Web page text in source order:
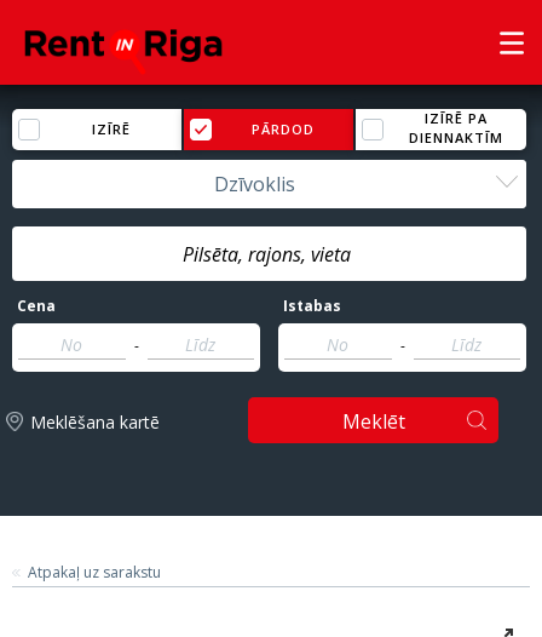
IZĪRĒ PĀRDOD
IZĪRĒ PA
DIENNAKTĪM
Dzīvoklis
Cena
-
Istabas
-
Meklēšana kartē Meklēt
Atpakaļ uz sarakstu